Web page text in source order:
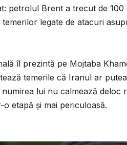
petrolul Brent a trecut de
legate de atacuri
îl prezintă pe Mojtaba
temerile că Iranul ar
lui nu calmează deloc
etapă și mai periculoasă.